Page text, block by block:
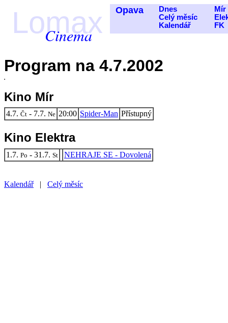
Lomax
Cinema
Opava
Dnes
Celý měsíc
Kalendář
Mír
FK
Program na 4.7.2002
Kino Mír
4.7. Čt - 7.7. Ne 20:00 Spider-Man Přístupný
Kino Elektra
1.7. Po - 31.7. St NEHRAJE SE - Dovolená
Kalendář| Celý měsíc